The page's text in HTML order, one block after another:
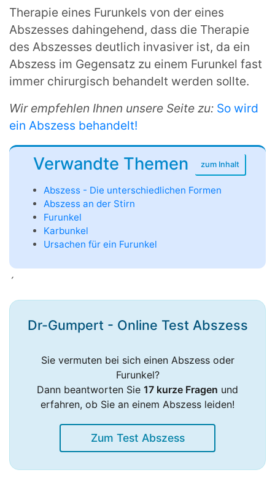
Therapie eines Furunkels von der eines
Abszesses dahingehend, dass die Therapie
des Abszesses deutlich invasiver ist, da ein
Abszess im Gegensatz zu einem Furunkel fast
immer chirurgisch behandelt werden sollte.
Wir empfehlen Ihnen unsere Seite zu: So wird
ein Abszess behandelt!
Verwandte Themen
Abszess - Die unterschiedlichen Formen
Abszess an der Stirn
Furunkel
Karbunkel
Ursachen für ein Furunkel
´
Dr-Gumpert - Online Test Abszess
Sie vermuten bei sich einen Abszess oder
Furunkel?
Dann beantworten Sie 17 kurze Fragen und
erfahren, ob Sie an einem Abszess leiden!
Zum Test Abszess